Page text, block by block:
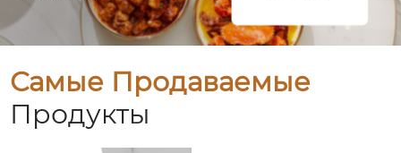
Самые Продаваемые
Продукты